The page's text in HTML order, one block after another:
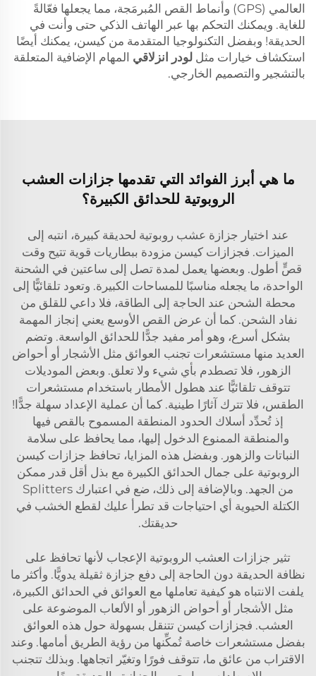
العالمي (GPS) وأنماط القص المُبرمَجة، مما يجعلها فعّالةً
للغاية. ويمكنك التحكم بها عبر الهاتف الذكي حتى وأنت في
الحديقة! وبفضل التكنولوجيا المتقدمة من كيسن، يمكنك أيضًا
استكشاف خيارات مثل لودر انزلاقي المهام الإضافية المتعلقة
بالتشجير والتصميم الخارجي.
ما هي أبرز الفوائد التي تقدمها جزازات العشب
الروبوتية للحدائق الكبيرة؟
عند اختيار جزازة عشب روبوتية لحديقة كبيرة، انتبه إلى
الميزات. فجزازات كيسن مزودة ببطاريات قوية تتيح وقت
قصٍّ أطول. وبعضها يعمل لمدة تصل إلى ساعتين في الشحنة
الواحدة، ما يجعله مناسبًا للمساحات الكبيرة. وتعود تلقائيًّا إلى
محطة الشحن عند الحاجة إلى الطاقة، فلا داعي للقلق من
نفاد الشحن. كما أن عرض القص الأوسع يعني إنجاز المهمة
بشكل أسرع، وهو أمر مفيد جدًّا للحدائق الواسعة. وتضم
العديد منها مستشعرات تجنب العوائق مثل الأشجار أو أحواض
الزهور، فلا تصطدم بأي شيء ولا تعلق. وبعض الموديلات
تتوقف تلقائيًّا عند هطول الأمطار باستخدام مستشعرات
الطقس، فلا تترك آثارًا طينية. كما أن عملية الإعداد سهلة جدًّا!
إذ تُحدِّد أسلاك الحدود المنطقة المسموح بالقص فيها
والمنطقة الممنوع الدخول إليها، مما يحافظ على سلامة
النباتات والزهور. وبفضل هذه المزايا، تحافظ جزازات كيسن
الروبوتية على جمال الحدائق الكبيرة مع بذل أقل قدر ممكن
من الجهد. وبالإضافة إلى ذلك، ضع في اعتبارك Splitters
الكتلة الحيوية أي احتياجات قد تطرأ عليك لقطع الخشب في
حديقتك.
تثير جزازات العشب الروبوتية الإعجاب لأنها تحافظ على
نظافة الحديقة دون الحاجة إلى دفع جزازة ثقيلة يدويًّا. وأكثر ما
يلفت الانتباه هو كيفية تعاملها مع العوائق في الحدائق الكبيرة،
مثل الأشجار أو أحواض الزهور أو الألعاب الموضوعة على
العشب. فجزازات كيسن تتنقل بسهولة حول هذه العوائق
بفضل مستشعرات خاصة تُمكِّنها من رؤية الطريق أمامها. وعند
الاقتراب من عائق ما، تتوقف فورًا وتغيّر اتجاهها. وبذلك تتجنب